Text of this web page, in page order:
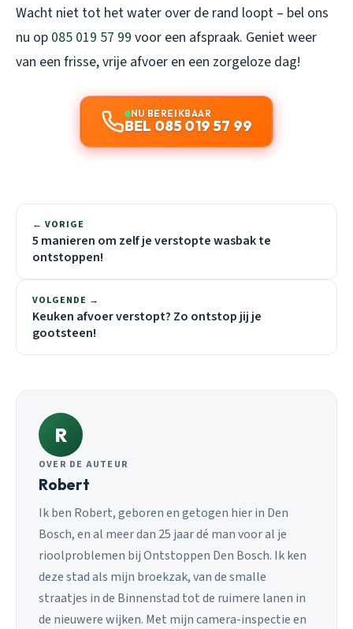
Wacht niet tot het water over de rand loopt – bel ons
nu op 085 019 57 99 voor een afspraak. Geniet weer
van een frisse, vrije afvoer en een zorgeloze dag!
NU BEREIKBAAR
BEL 085 019 57 99
← VORIGE
5 manieren om zelf je verstopte wasbak te
ontstoppen!
VOLGENDE →
Keuken afvoer verstopt? Zo ontstop jij je
gootsteen!
R
OVER DE AUTEUR
Robert
Ik ben Robert, geboren en getogen hier in Den
Bosch, en al meer dan 25 jaar dé man voor al je
rioolproblemen bij Ontstoppen Den Bosch. Ik ken
deze stad als mijn broekzak, van de smalle
straatjes in de Binnenstad tot de ruimere lanen in
de nieuwere wijken. Met mijn camera-inspectie en